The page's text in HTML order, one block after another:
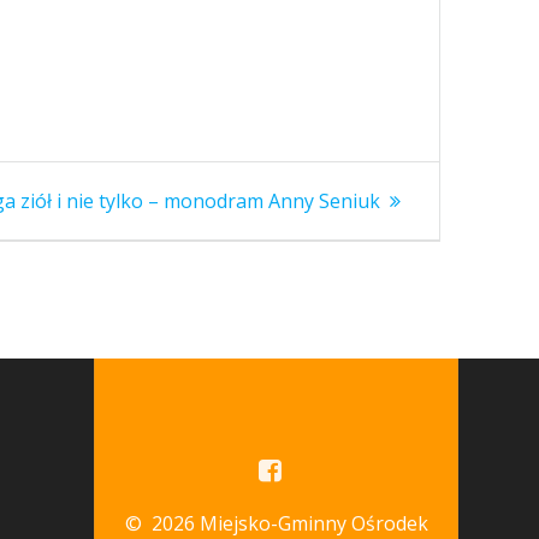
ziół i nie tylko – monodram Anny Seniuk
© 2026 Miejsko-Gminny Ośrodek